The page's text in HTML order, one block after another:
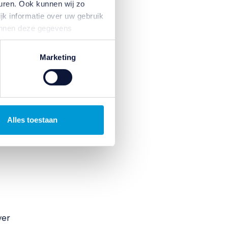
Ook kunnen wij zo
informatie over uw gebruik
deze gegevens
basis van uw gebruik van
intrekken door te
Marketing
Alles toestaan